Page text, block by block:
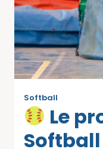
Softball
Le
Softball